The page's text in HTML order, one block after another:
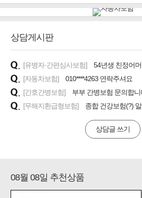
#노후대비 연금재
#교통사고대비
#무해지 건강보험
상담게시판
[유병자·간편심사보험]
54년생 친정어
[자동차보험]
010****4263 연락주셔요
[간호간병보험]
부부 간병보험 문의합니
[무해지환급형보험]
종합 건강보험(?)
상담글 쓰기
08월 08일 추천상품